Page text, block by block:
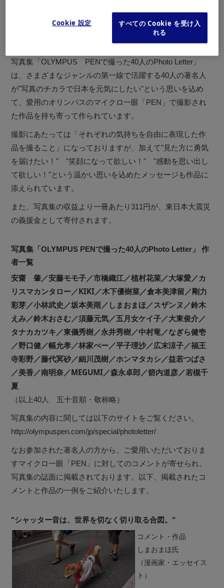
Photo Letter」表紙
写真集「OLYMPUS PENで撮った40人のPhoto Letter」
は、さまざまなジャンルの第一線で活躍する40人の著名人
が"写真のチカラで日本を元気にしたい"という思いを込め
て、愛用のオリンパスのマイクロ一眼「PEN」で撮影され
た作品を持ち寄って作られています。
撮影にあたっては「それぞれの気持ちを自由に表現した作
品を撮ること」になっておりますが、加えて"見た方に勇気
を届けたい！" "笑顔になって欲しい！" "感動を思い出し
て欲しい！"という温かい思いを込めたメッセージも作品に
添えられています。
また、写真集の収益より一冊あたり311円が、東日本大震災
の義援金として寄付されます。
写真集「OLYMPUS PENで撮った40人のPhoto Letter」 作
者一覧
安齋 肇／安藤モモ子／市橋織江／植村花菜／大塚愛／カ
リスマカンタロー／KIKI／木下優樹菜／倉本美津留／剛力
彩芽／小林武史／坂本美雨／しまおまほ／スザンヌ／鈴木
えみ／鈴木おさむ／須藤元気／五月女ケイ子／大東俊介／
タナカカツキ／東儀秀樹／永井秀樹／中村竜／なぎら健壱
／野口健／幅允孝／林家ぺー／平子理沙／広末涼子／福王
寺彩野／藤代冥砂／細川茂樹／ホンマタカシ／益若つばさ
／美香／南明奈／MEGUMI／森永卓郎／箭内道彦／若槻千
夏
（以上40人 五十音順・敬称略）
写真集の内容に関しては以下のサイトをご覧ください。
http://olympuspen.com/jp/special/photoletter/
なお参加された著名人の方から、ご愛用いただいておりま
すマイクロ一眼「PEN」に対してのコメントが寄せられ、
写真集の誌面に掲載されております。以下、掲載されたコ
メントと作品の一例をご紹介いたします。
"シャッター音は、世界を切なく切り取る合図。"
コメント・作品
しまおまほ氏
（漫画家・エッセイス
ト）
Cookie 設定
すべての Cookie を受け入
れる